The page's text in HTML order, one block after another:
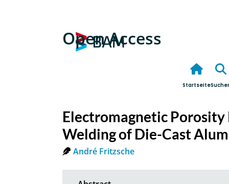
Open Access
Startseite
Electromagnetic Porosity
Welding of Die-Cast
André Fritzsche